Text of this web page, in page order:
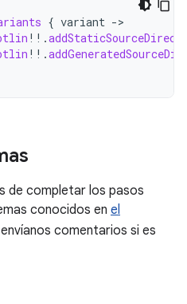
{ variant ->
!! .
!! .
de completar los pasos
conocidos en el
comentarios si es